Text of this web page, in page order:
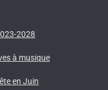
2028
à musique
en Juin